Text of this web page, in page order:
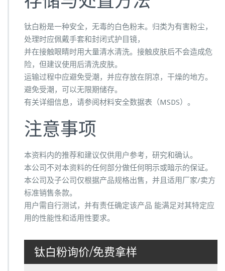
钛白粉是一种安全，无毒的白色粉末。归类为有害粉尘，
处理时应佩戴手套和封闭式护目镜，
并在接触眼睛时用大量清水清洗。接触皮肤后不会造成危
险，但建议使用后清洗皮肤。
运输过程中应避免受潮，并应存放在阴凉，干燥的地方。
避免受潮，可以无限期储存。
有关详细信息，请参阅材料安全数据表（MSDS）。
注意事项
本资料内的推荐和建议仅供用户参考，研究和确认。
本公司不对本资料的任何部分做任何明示或暗示的保证。
本公司及子公司仅根据产品规格出售，并且适用厂家/卖方
标准销售条款。
用户需自行测试，并有责任确定该产品 能满足对其特定应
用的性能性和适用性要求。
钛白粉询价/免费拿样